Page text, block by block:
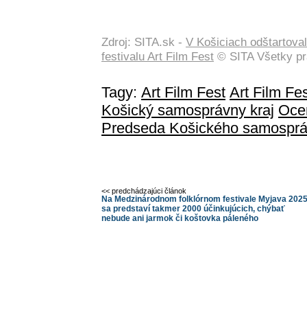
Zdroj: SITA.sk - V Košiciach
festivalu Art Film Fest © SITA Všetky
Tagy: Art Film Fest Art Film
Košický samosprávny kraj
Predseda Košického
<< predchádzajúci článok
Na Medzinárodnom folklórnom festivale Myjava 2025
sa predstaví takmer 2000 účinkujúcich, chýbať
nebude ani jarmok či koštovka páleného